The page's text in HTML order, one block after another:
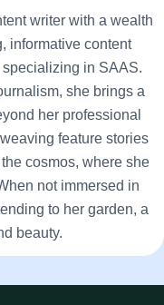
writer with a wealth
informative content
in SAAS.
she brings a
her professional
feature stories
cosmos, where she
not immersed in
to her garden, a
beauty.